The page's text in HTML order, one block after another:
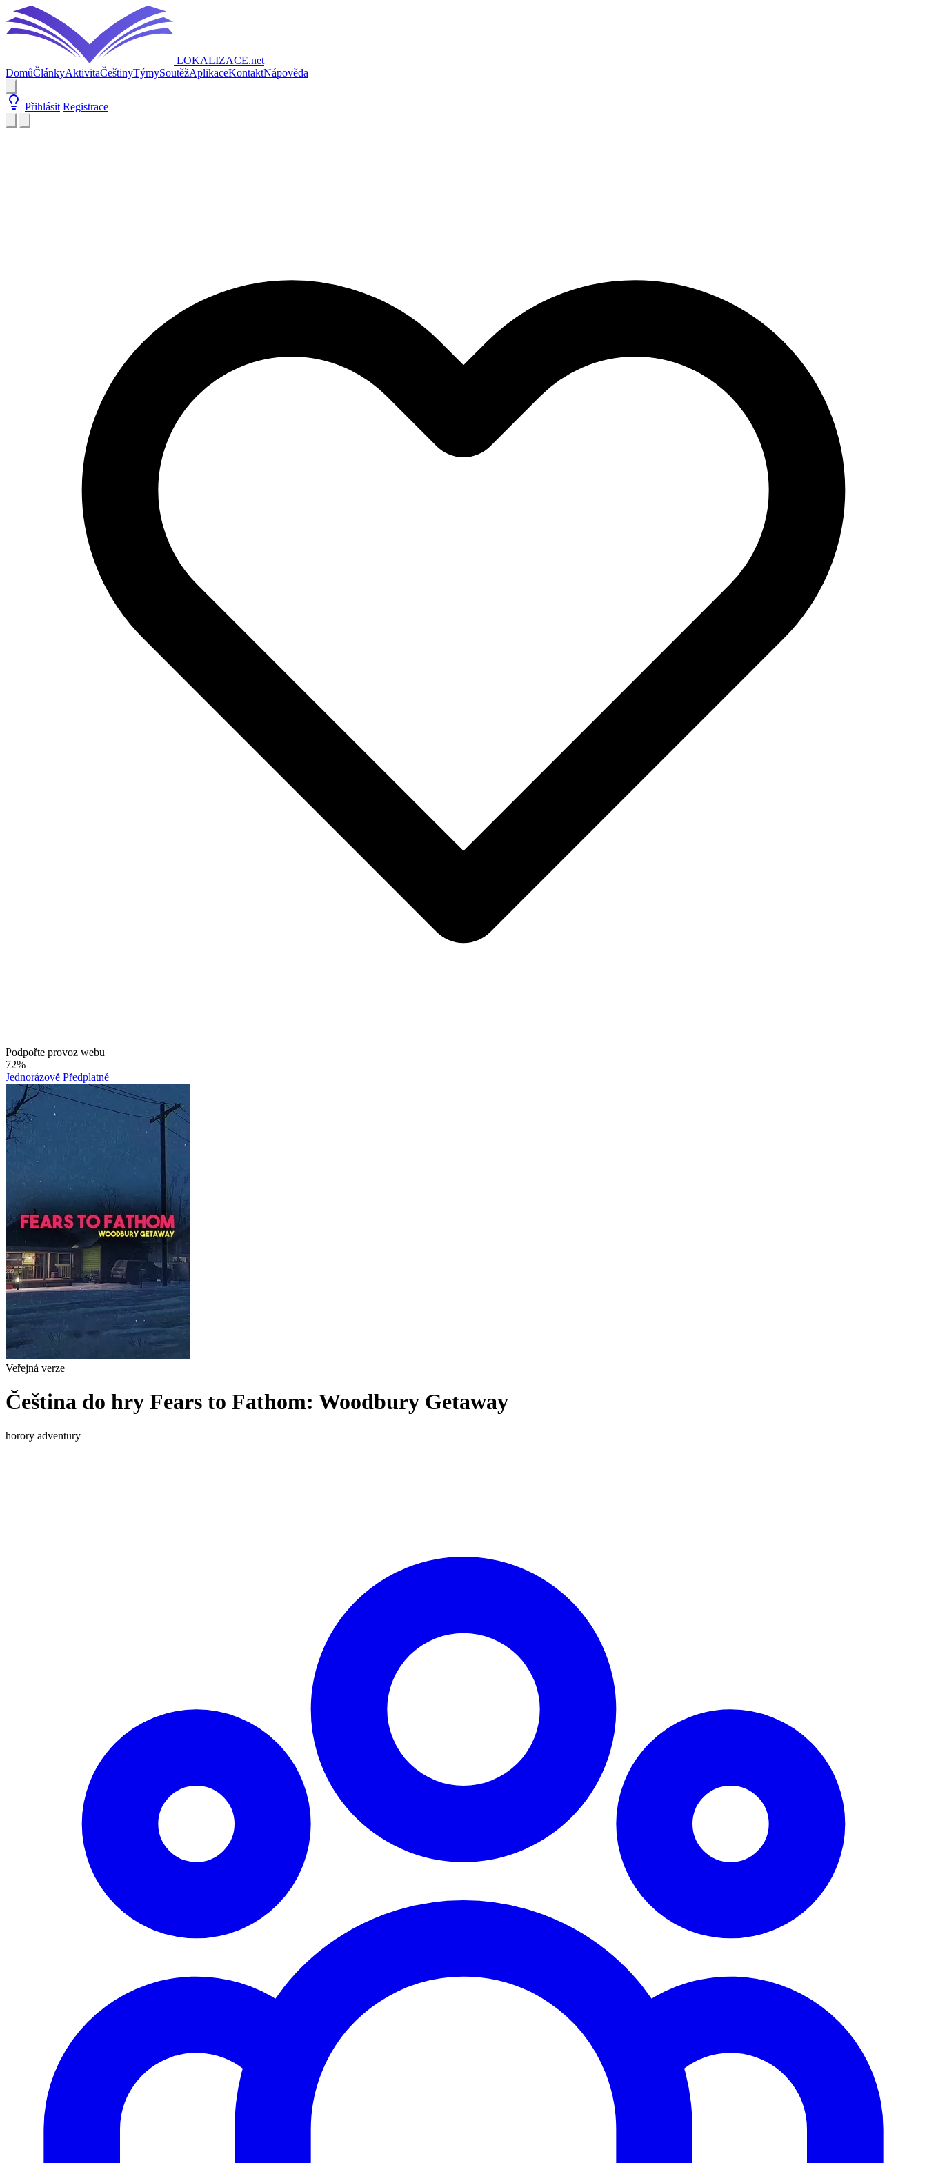
LOKALIZACE.net
DomůČlánkyAktivitaČeštinyTýmySoutěžAplikaceKontaktNápověda
Přihlásit Registrace
Podpořte provoz webu
72%
Jednorázově Předplatné
Veřejná verze
Čeština do hry Fears to Fathom: Woodbury Getaway
horory adventury